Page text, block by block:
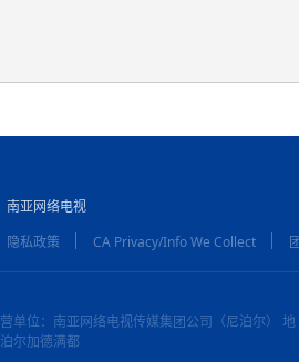
南亚网络电视
隐私政策 CA Privacy/Info We Collect
单位：南亚网络电视传媒集团公司（尼泊尔） 地
尔加德满都